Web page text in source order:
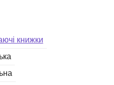
книжки